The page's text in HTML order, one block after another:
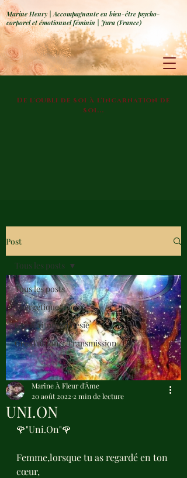
Marine Henry | Accompagnante en bien-être psycho-
corporel et émotionnel féminin | Jura (France)
De l'oubli de soi à l'incarnation de
soi...
Post
Tous les posts
Énergétique&Soin
CréaCriture&Poésie
CréaTuition& Transmission
Tous les posts
UNI.ON
Marine À Fleur d'Âme
20 août 2022 2 min de lecture
🌹"Uni.On"🌹
Femme,lorsque tu as regardé en ton
cœur,